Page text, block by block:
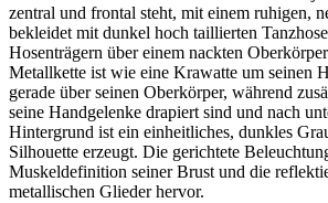
zentral und frontal steht, mit einem ruhigen,
bekleidet mit dunkel hoch taillierten
Hosenträgern über einem nackten
Metallkette ist wie eine Krawatte um seinen
gerade über seinen Oberkörper, während
seine Handgelenke drapiert sind und nach
Hintergrund ist ein einheitliches, dunkles
Silhouette erzeugt. Die gerichtete
Muskeldefinition seiner Brust und die
metallischen Glieder hervor.